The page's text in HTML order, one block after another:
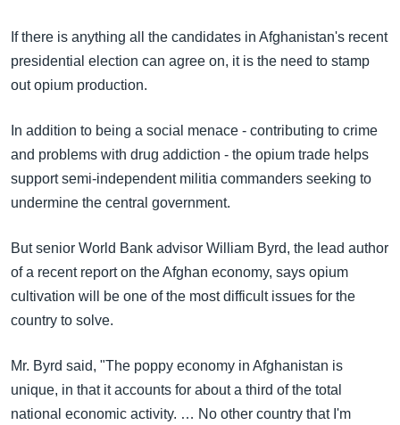
အ
စာမျက်နှာ
ကျော်
ကြည့်
ရန်
ရှာဖွေ
နေရာ
သို့
ကျော်
ရန်
သုတပဒေသာ အင်္ဂလိပ်စာ
Learning English
ဘာသာစကားများ
If there is anything all the candidates in Afghanistan's recent
presidential election can agree on, it is the need to stamp
out opium production.
In addition to being a social menace - contributing to crime
and problems with drug addiction - the opium trade helps
support semi-independent militia commanders seeking to
undermine the central government.
But senior World Bank advisor William Byrd, the lead author
of a recent report on the Afghan economy, says opium
cultivation will be one of the most difficult issues for the
country to solve.
Mr. Byrd said, "The poppy economy in Afghanistan is
unique, in that it accounts for about a third of the total
national economic activity. … No other country that I'm